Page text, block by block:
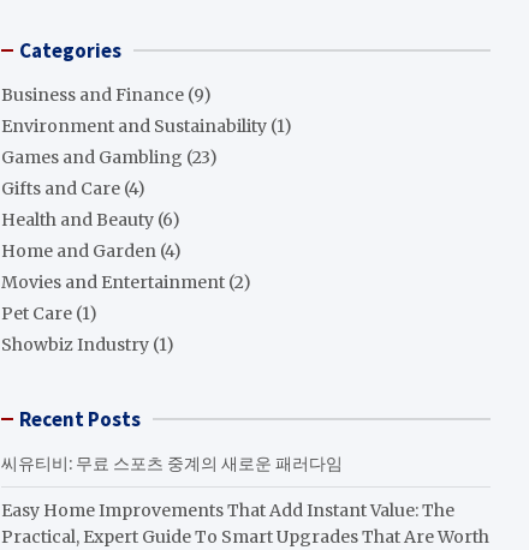
Categories
Business and Finance (9)
Environment and Sustainability (1)
Games and Gambling (23)
Gifts and Care (4)
Health and Beauty (6)
Home and Garden (4)
Movies and Entertainment (2)
Pet Care (1)
Showbiz Industry (1)
Recent Posts
씨유티비: 무료 스포츠 중계의 새로운 패러다임
Easy Home Improvements That Add Instant Value: The
Practical, Expert Guide To Smart Upgrades That Are Worth